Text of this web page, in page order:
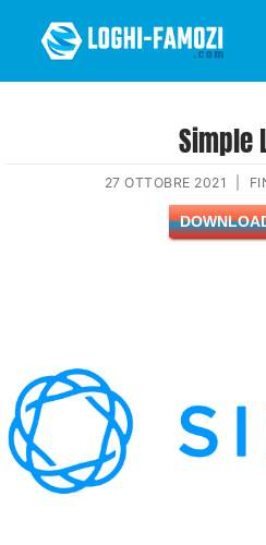
Simple
27 OTTOBRE 2021